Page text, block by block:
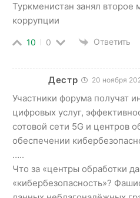
Туркменистан занял второе
коррупции
10 0 Ответить
Дестр 20 ноября
Участники форума получат
цифровых услуг,
сотовой сети 5G и центров
обеспечении
…..
Что за «центры обработки
«кибербезопасность»?